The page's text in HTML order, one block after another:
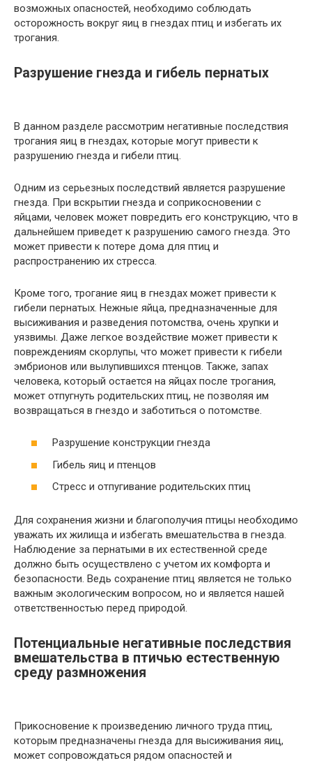
возможных опасностей, необходимо соблюдать
осторожность вокруг яиц в гнездах птиц и избегать их
трогания.
Разрушение гнезда и гибель пернатых
В данном разделе рассмотрим негативные последствия
трогания яиц в гнездах, которые могут привести к
разрушению гнезда и гибели птиц.
Одним из серьезных последствий является разрушение
гнезда. При вскрытии гнезда и соприкосновении с
яйцами, человек может повредить его конструкцию, что в
дальнейшем приведет к разрушению самого гнезда. Это
может привести к потере дома для птиц и
распространению их стресса.
Кроме того, трогание яиц в гнездах может привести к
гибели пернатых. Нежные яйца, предназначенные для
высиживания и разведения потомства, очень хрупки и
уязвимы. Даже легкое воздействие может привести к
повреждениям скорлупы, что может привести к гибели
эмбрионов или вылупившихся птенцов. Также, запах
человека, который остается на яйцах после трогания,
может отпугнуть родительских птиц, не позволяя им
возвращаться в гнездо и заботиться о потомстве.
Разрушение конструкции гнезда
Гибель яиц и птенцов
Стресс и отпугивание родительских птиц
Для сохранения жизни и благополучия птицы необходимо
уважать их жилища и избегать вмешательства в гнезда.
Наблюдение за пернатыми в их естественной среде
должно быть осуществлено с учетом их комфорта и
безопасности. Ведь сохранение птиц является не только
важным экологическим вопросом, но и является нашей
ответственностью перед природой.
Потенциальные негативные последствия
вмешательства в птичью естественную
среду размножения
Прикосновение к произведению личного труда птиц,
которым предназначены гнезда для высиживания яиц,
может сопровождаться рядом опасностей и